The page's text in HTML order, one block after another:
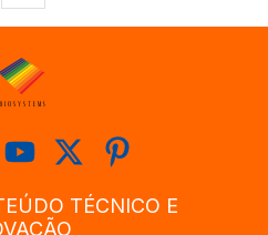
TÉCNICO E